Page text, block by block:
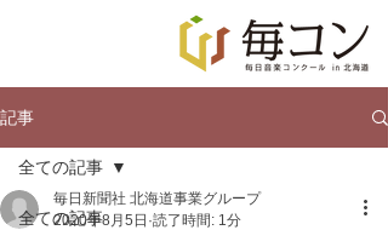
記事
全ての記事
全ての記事
毎日新聞社 北海道事業グループ
2020年8月5日 読了時間: 1分